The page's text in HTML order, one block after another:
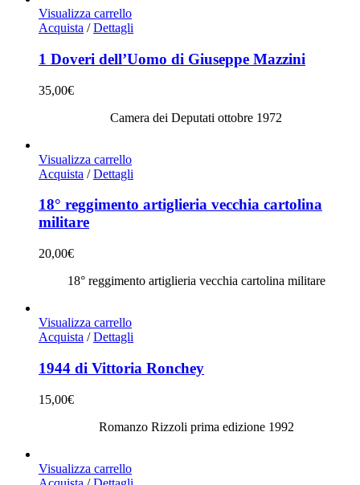
Visualizza carrello
Acquista / Dettagli
1 Doveri dell’Uomo di Giuseppe Mazzini
35,00€
Camera dei Deputati ottobre 1972
Visualizza carrello
Acquista / Dettagli
18° reggimento artiglieria vecchia cartolina
militare
20,00€
18° reggimento artiglieria vecchia cartolina militare
Visualizza carrello
Acquista / Dettagli
1944 di Vittoria Ronchey
15,00€
Romanzo Rizzoli prima edizione 1992
Visualizza carrello